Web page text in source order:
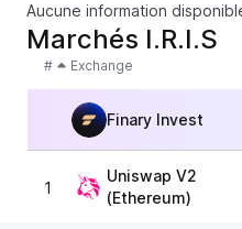
Aucune information
Marchés I.R.I.S
# Exchange
Finary Invest
1
Uniswap V2
(Ethereum)